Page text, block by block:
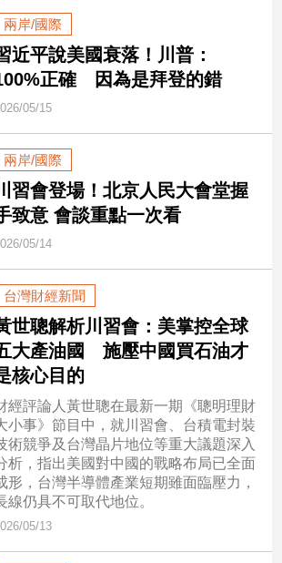
兩岸/國際
近平說美國衰落！川普：
正確 因為是拜登的錯
05/15
兩岸/國際
習會登場！北京人民大會堂握
致意 會談重點一次看
05/14
台灣財經新聞
世聰解析川習會：美掌控全球
大產油國 施壓中國買石油才
核心目的
經評論人黃世聰在最新一期《聰明理財
小事》節目中，就川習會、台積電封裝
術競爭及台灣晶片地位等重大議題深入
析，指出美國對中國的戰略布局已全面
形，台灣半導體產業短期雖面臨壓力，
線仍具不可取代地位。
05/13